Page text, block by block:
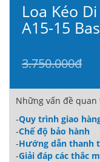
Loa Kéo
A15-15
3.750.000đ
Những vấn đề
-Quy trình giao
-Chế độ bảo hành
-Hướng dẫn thanh
-Giải đáp các thắc